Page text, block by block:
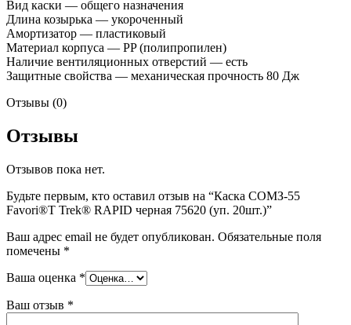
Вид каски — общего назначения
Длина козырька — укороченный
Амортизатор — пластиковый
Материал корпуса — PP (полипропилен)
Наличие вентиляционных отверстий — есть
Защитные свойства — механическая прочность 80 Дж
Отзывы (0)
Отзывы
Отзывов пока нет.
Будьте первым, кто оставил отзыв на “Каска СОМЗ-55
Favori®T Trek® RAPID черная 75620 (уп. 20шт.)”
Ваш адрес email не будет опубликован. Обязательные поля
помечены *
Ваша оценка *
Ваш отзыв *